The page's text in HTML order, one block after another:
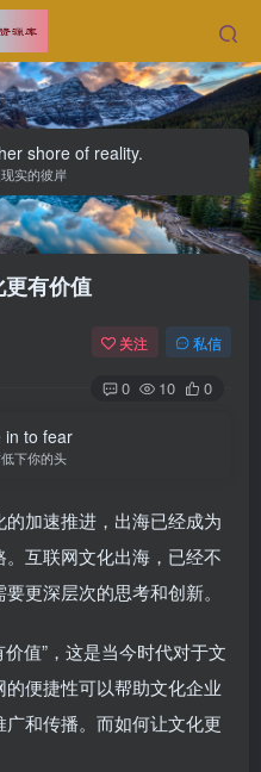
shore of reality.
实的彼岸
有价值
关注 私信
0 10 0
in to fear
下你的头
加速推进，出海已经成为
互联网文化出海，已经不
更深层次的思考和创新。
值”，这是当今时代对于文
便捷性可以帮助文化企业
和传播。而如何让文化更